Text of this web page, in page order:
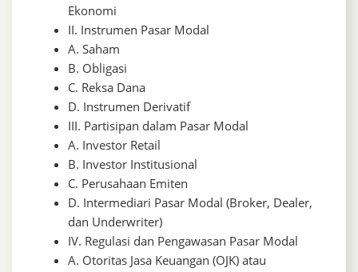
Ekonomi
II. Instrumen Pasar Modal
A. Saham
B. Obligasi
C. Reksa Dana
D. Instrumen Derivatif
III. Partisipan dalam Pasar Modal
A. Investor Retail
B. Investor Institusional
C. Perusahaan Emiten
D. Intermediari Pasar Modal (Broker, Dealer,
dan Underwriter)
IV. Regulasi dan Pengawasan Pasar Modal
A. Otoritas Jasa Keuangan (OJK) atau